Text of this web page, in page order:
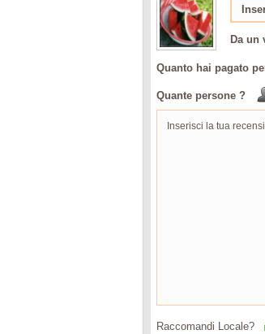
Da un
Quanto hai pagato
Quante persone ?
Raccomandi Locale?